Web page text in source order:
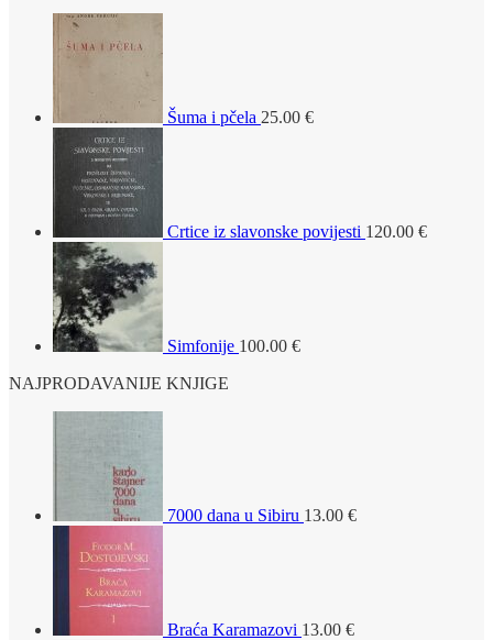
Šuma i pčela 25.00 €
Crtice iz slavonske povijesti 120.00 €
Simfonije 100.00 €
NAJPRODAVANIJE KNJIGE
7000 dana u Sibiru 13.00 €
Braća Karamazovi 13.00 €